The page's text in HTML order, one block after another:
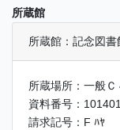
所蔵館
所蔵館：記念図書
所蔵場所：一般Ｃ
資料番号：
請求記号：F ﾊﾔ